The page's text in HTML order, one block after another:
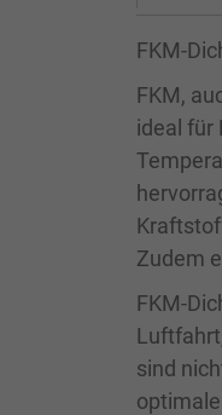
FKM-
FKM,
ideal für
Zudem
FKM-
sind